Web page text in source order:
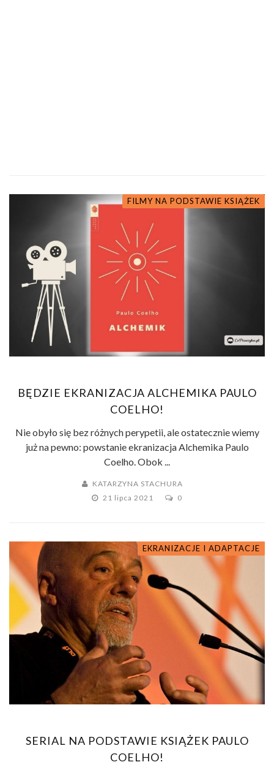
FILMY NA PODSTAWIE KSIĄŻEK
BĘDZIE EKRANIZACJA ALCHEMIKA PAULO
COELHO!
Nie obyło się bez różnych perypetii, ale ostatecznie wiemy
już na pewno: powstanie ekranizacja Alchemika Paulo
Coelho. Obok ...
KATARZYNA STACHURA
21 lipca 2021
0
EKRANIZACJE I ADAPTACJE
SERIAL NA PODSTAWIE KSIĄŻEK PAULO
COELHO!